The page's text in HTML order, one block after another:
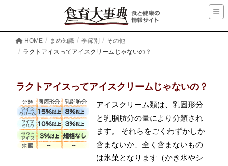
HOME まめ知識 季節別
その他
ラクトアイスってアイスクリームじゃないの？
ラクトアイスってアイスクリームじゃないの？
アイスクリーム類は、乳固形分
と乳脂肪分の量により分類され
ます。 それらをごくわずかしか
含まないか、全く含まないもの
は氷菓となります（かき氷やシ